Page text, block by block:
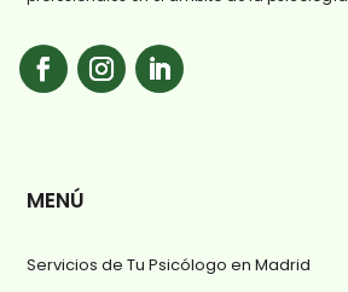
MENÚ
Servicios de Tu Psicólogo en Madrid